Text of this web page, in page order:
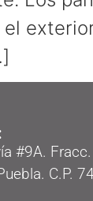
el
#9A. Fracc.
C.P.